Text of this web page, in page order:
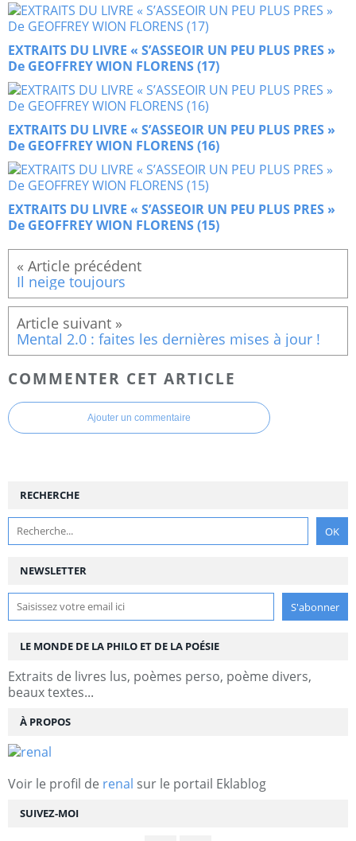
EXTRAITS DU LIVRE « S’ASSEOIR UN PEU PLUS PRES »
De GEOFFREY WION FLORENS (17)
EXTRAITS DU LIVRE « S’ASSEOIR UN PEU PLUS PRES »
De GEOFFREY WION FLORENS (16)
EXTRAITS DU LIVRE « S’ASSEOIR UN PEU PLUS PRES »
De GEOFFREY WION FLORENS (15)
Il neige toujours
Mental 2.0 : faites les dernières mises à jour !
COMMENTER CET ARTICLE
Ajouter un commentaire
NEWSLETTER
SUIVEZ-MOI
RECHERCHE
LE MONDE DE LA PHILO ET DE LA POÉSIE
Extraits de livres lus, poèmes perso, poème divers,
beaux textes...
À PROPOS
Voir le profil de renal sur le portail Eklablog